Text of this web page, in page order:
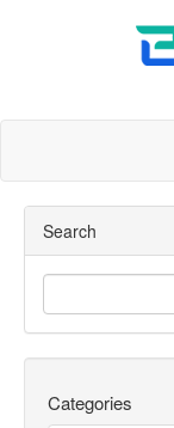
Search
Categories